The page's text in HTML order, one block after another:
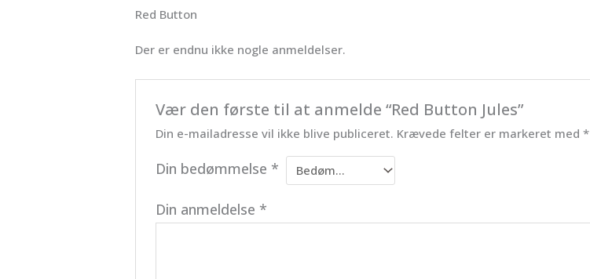
Red Button
Der er endnu ikke nogle anmeldelser.
Vær den første til at anmelde “Red Button Jules”
Din e-mailadresse vil ikke blive publiceret. Krævede felter er markeret med*
Din bedømmelse *
Din anmeldelse *